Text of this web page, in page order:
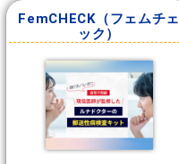
FemCHECK（フェムチェ
ック）